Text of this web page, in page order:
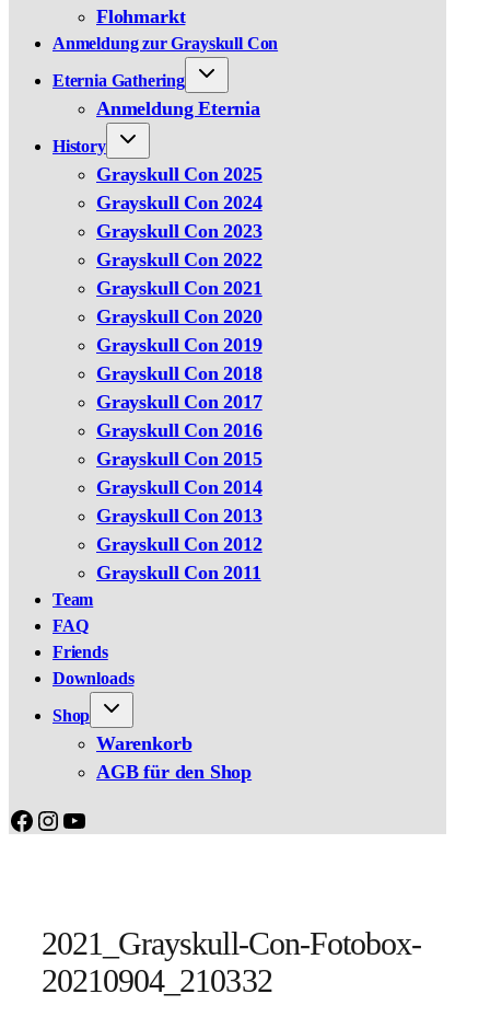
Flohmarkt
Anmeldung zur Grayskull Con
Eternia Gathering
Anmeldung Eternia
History
Grayskull Con 2025
Grayskull Con 2024
Grayskull Con 2023
Grayskull Con 2022
Grayskull Con 2021
Grayskull Con 2020
Grayskull Con 2019
Grayskull Con 2018
Grayskull Con 2017
Grayskull Con 2016
Grayskull Con 2015
Grayskull Con 2014
Grayskull Con 2013
Grayskull Con 2012
Grayskull Con 2011
Team
FAQ
Friends
Downloads
Shop
Warenkorb
AGB für den Shop
Facebook
Instagram
YouTube
2021_Grayskull-Con-Fotobox-
20210904_210332